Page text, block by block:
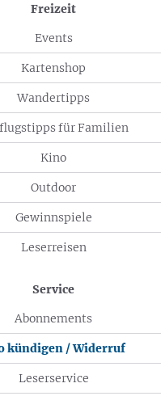
Freizeit
Events
Kartenshop
Wandertipps
für Familien
Kino
Outdoor
Gewinnspiele
Leserreisen
Service
Abonnements
kündigen / Widerruf
Leserservice